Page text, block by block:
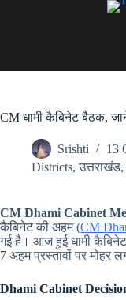
CM धामी कैबिनेट बैठक,
Srishti
13
Districts,उत्तराखंड,
CM Dhami Cabinet
कैबिनेट की अहम (CM
गई है। आज हुई धामी
7 अहम प्रस्तावों पर मोहर
Dhami Cabinet